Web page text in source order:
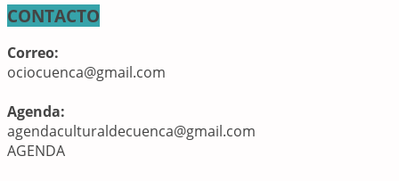
CONTACTO
Correo:
ociocuenca@gmail.com
Agenda:
agendaculturaldecuenca@gmail.com
AGENDA